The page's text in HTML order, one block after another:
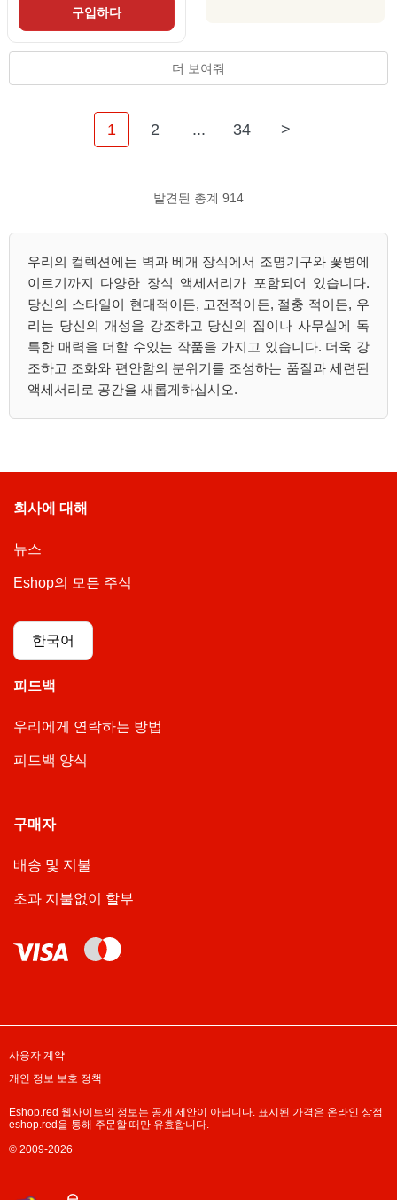
구입하다
더 보여줘
1 2 ... 34 >
발견된 총계 914
우리의 컬렉션에는 벽과 베개 장식에서 조명기구와 꽃병에
이르기까지 다양한 장식 액세서리가 포함되어 있습니다.
당신의 스타일이 현대적이든, 고전적이든, 절충 적이든, 우
리는 당신의 개성을 강조하고 당신의 집이나 사무실에 독
특한 매력을 더할 수있는 작품을 가지고 있습니다. 더욱 강
조하고 조화와 편안함의 분위기를 조성하는 품질과 세련된
액세서리로 공간을 새롭게하십시오.
회사에 대해
뉴스
Eshop의 모든 주식
한국어
피드백
우리에게 연락하는 방법
피드백 양식
구매자
배송 및 지불
초과 지불없이 할부
사용자 계약
개인 정보 보호 정책
Eshop.red 웹사이트의 정보는 공개 제안이 아닙니다. 표시된 가격은 온라인 상점
eshop.red을 통해 주문할 때만 유효합니다.
© 2009-2026